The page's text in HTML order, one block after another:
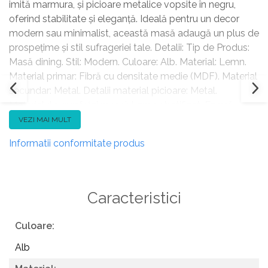
imită marmura, și picioare metalice vopsite în negru,
oferind stabilitate și eleganță. Ideală pentru un decor
modern sau minimalist, această masă adaugă un plus de
prospețime și stil sufrageriei tale. Detalii: Tip de Produs:
Masă dining. Stil: Modern. Culoare: Alb. Material: Lemn.
Material primar: Fibră cu densitate medie (MDF). Material
secundar: Metal. Detalii material picioare: Metal.
Rotundă. Finisaj: Melaminat. Locuri până la: 4 persoane.
76 cm. Greutate: 30 kg. Capacitatea de greutate: 50 kg.
interior, Efect de marmură modernă, Structură proiectată
pentru a oferi stabilitate maximă, Ușor de curățat.
Asamblare: Picioare neasamblate.20-40 min. Informații
blatului, recomandăm utilizarea suporturilor pentru
farfurii și a suporturilor pentru pahare, precum și
VEZI MAI MULT
Informatii conformitate produs
Caracteristici
Culoare:
Alb